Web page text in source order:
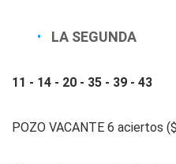
LA SEGUNDA
11 - 14 - 20 - 35 - 39 - 43
POZO VACANTE 6 aciertos